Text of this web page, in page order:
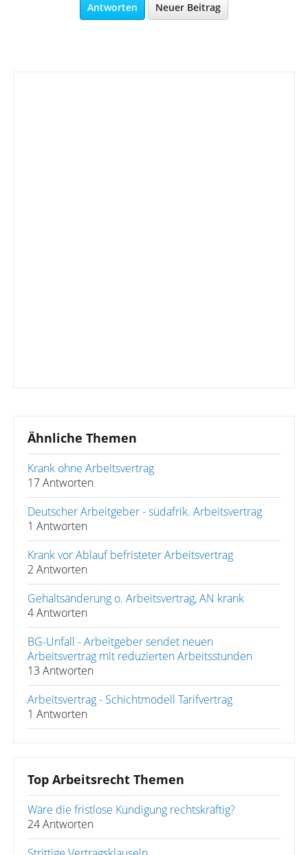
Antworten Neuer Beitrag
Ähnliche Themen
Krank ohne Arbeitsvertrag
17 Antworten
Deutscher Arbeitgeber - südafrik. Arbeitsvertrag
1 Antworten
Krank vor Ablauf befristeter Arbeitsvertrag
2 Antworten
Gehaltsänderung o. Arbeitsvertrag, AN krank
4 Antworten
BG-Unfall - Arbeitgeber sendet neuen
Arbeitsvertrag mit reduzierten Arbeitsstunden
13 Antworten
Arbeitsvertrag - Schichtmodell Tarifvertrag
1 Antworten
Top Arbeitsrecht Themen
Wäre die fristlose Kündigung rechtskräftig?
24 Antworten